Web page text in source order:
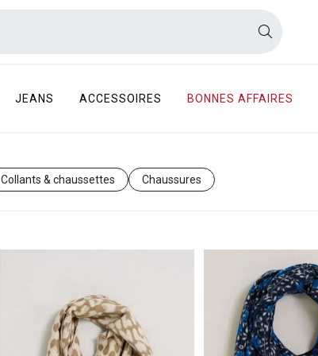
JEANS ACCESSOIRES BONNES AFFAIRES
Collants & chaussettes Chaussures